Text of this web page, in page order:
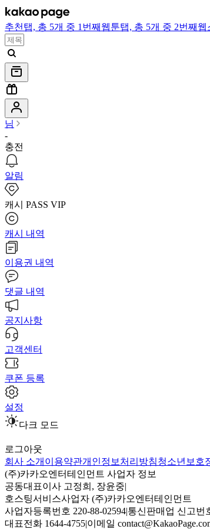
추천 탭, 총 5개 중 1번째 웹툰탭, 총 5개 중 2번째 웹
님
-
충전
알림
캐시 PASS VIP
캐시 내역
이용권 내역
댓글 내역
공지사항
고객센터
쿠폰 등록
설정
다크 모드
로그아웃
회사 소개 이용약관개인정보처리방침청소년보호
(주)카카오엔터테인먼트 사업자 정보
공동대표이사 고정희, 장윤중|
호스팅서비스사업자 (주)카카오엔터테인먼트
사업자등록번호 220-88-02594|통신판매업 신고번
대표전화 1644-4755|이메일